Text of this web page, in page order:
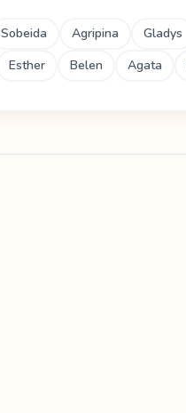
Sobeida Agripina Gladys
Esther Belen Agata